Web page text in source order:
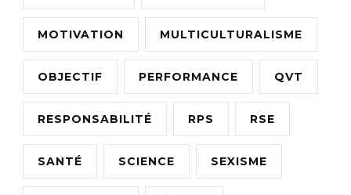
MOTIVATION MULTICULTURALISME
OBJECTIF PERFORMANCE QVT
RESPONSABILITÉ RPS RSE
SANTÉ SCIENCE SEXISME